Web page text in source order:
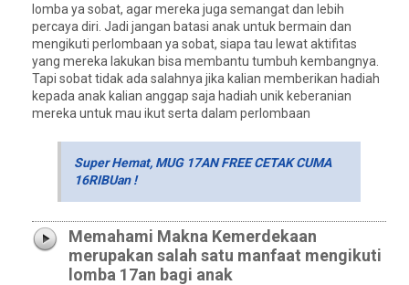
lomba ya sobat, agar mereka juga semangat dan lebih
percaya diri. Jadi jangan batasi anak untuk bermain dan
mengikuti perlombaan ya sobat, siapa tau lewat aktifitas
yang mereka lakukan bisa membantu tumbuh kembangnya.
Tapi sobat tidak ada salahnya jika kalian memberikan hadiah
kepada anak kalian anggap saja hadiah unik keberanian
mereka untuk mau ikut serta dalam perlombaan
Super Hemat, MUG 17AN FREE CETAK CUMA
16RIBUan !
Memahami Makna Kemerdekaan
merupakan salah satu manfaat mengikuti
lomba 17an bagi anak